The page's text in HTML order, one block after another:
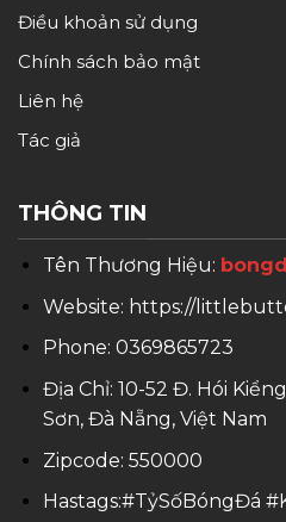
Điều khoản sử dụng
Chính sách bảo mật
Liên hệ
Tác giả
THÔNG TIN
Tên Thương Hiệu:
Website: https://
Phone: 0369865723
Địa Chỉ: 10-52 Đ. Hói
Sơn, Đà Nẵng, Việt Nam
Zipcode: 550000
Hastags:#TỷSốBóngĐá